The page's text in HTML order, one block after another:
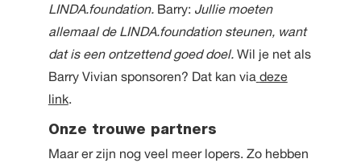
LINDA.foundation. Barry: Jullie moeten
allemaal de LINDA.foundation steunen, want
dat is een ontzettend goed doel. Wil je net als
Barry Vivian sponsoren? Dat kan via deze
link.
Onze trouwe partners
Maar er zijn nog veel meer lopers. Zo hebben